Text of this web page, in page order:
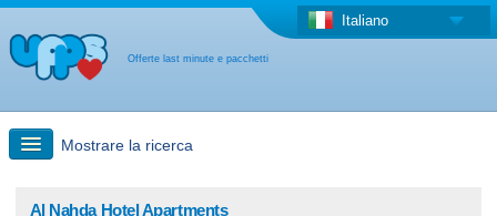
Offerte last minute e pacchetti
Italiano
Mostrare la ricerca
Al Nahda Hotel Apartments